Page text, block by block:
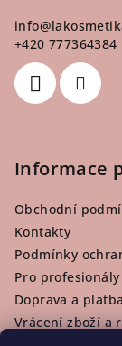
info@
+420 777364384
Informace
Obchodní
Kontakty
Podmínky
Pro profesionály
Doprava a platba
Vrácení zboží a